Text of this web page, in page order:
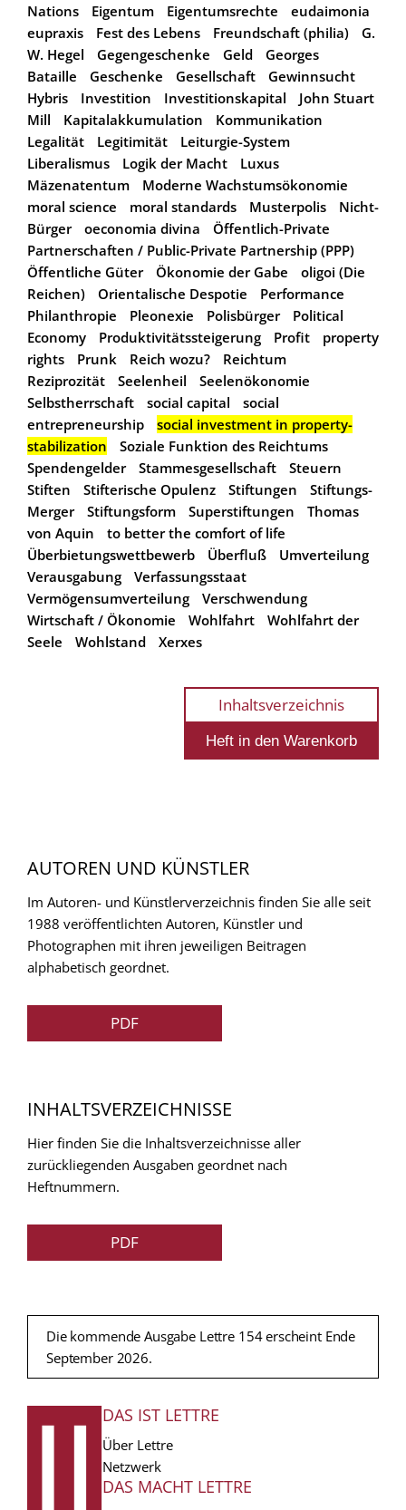
Nations
Eigentum Eigentumsrechte
eudaimonia
eupraxis
Fest des Lebens Freundschaft (philia)
G.
W. Hegel
Gegengeschenke Geld
Georges
Bataille
Geschenke Gesellschaft
Gewinnsucht
Hybris
Investition Investitionskapital
John Stuart
Mill
Kapitalakkumulation
Kommunikation
Legalität
Legitimität
Leiturgie-System
Liberalismus
Logik der Macht
Luxus
Mäzenatentum
Moderne Wachstumsökonomie
moral science
moral standards Musterpolis
Nicht-
Bürger
oeconomia divina
Öffentlich-Private
Partnerschaften / Public-Private Partnership (PPP)
Öffentliche Güter
Ökonomie der Gabe
oligoi (Die
Reichen)
Orientalische Despotie
Performance
Philanthropie
Pleonexie Polisbürger
Political
Economy
Produktivitätssteigerung Profit
property
rights
Prunk Reich wozu?
Reichtum
Reziprozität
Seelenheil
Seelenökonomie
Selbstherrschaft
social capital
social
entrepreneurship
social investment in property-
stabilization
Soziale Funktion des Reichtums
Spendengelder
Stammesgesellschaft
Steuern
Stiften
Stifterische Opulenz Stiftungen
Stiftungs-
Merger
Stiftungsform Superstiftungen
Thomas
von Aquin
to better the comfort of life
Überbietungswettbewerb
Überfluß
Umverteilung
Verausgabung
Verfassungsstaat
Vermögensumverteilung
Verschwendung
Wirtschaft / Ökonomie
Wohlfahrt
Wohlfahrt der
Seele
Wohlstand Xerxes
Inhaltsverzeichnis
AUTOREN UND KÜNSTLER
Im Autoren- und Künstlerverzeichnis finden Sie alle seit
1988 veröffentlichten Autoren, Künstler und
Photographen mit ihren jeweiligen Beitragen
alphabetisch geordnet.
PDF
INHALTSVERZEICHNISSE
Hier finden Sie die Inhaltsverzeichnisse aller
zurückliegenden Ausgaben geordnet nach
Heftnummern.
PDF
Die kommende Ausgabe Lettre 154 erscheint Ende
September 2026.
FUSSZEILE
DAS IST LETTRE
Über Lettre
Netzwerk
DAS MACHT LETTRE